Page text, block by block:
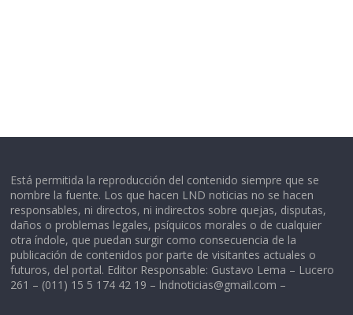
Está permitida la reproducción del contenido siempre que se
nombre la fuente. Los que hacen LND noticias no se hacen
responsables, ni directos, ni indirectos sobre quejas, disputas,
daños o problemas legales, psíquicos morales o de cualquier
otra índole, que puedan surgir como consecuencia de la
publicación de contenidos por parte de visitantes actuales o
futuros, del portal. Editor Responsable: Gustavo Lema – Lucero
261 – (011) 15 5 174 42 19 – lndnoticias@gmail.com –